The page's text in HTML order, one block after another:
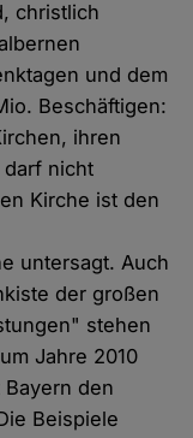
christlich
und dem
Beschäftigen:
ihren
darf nicht
Kirche ist den
untersagt. Auch
der großen
stehen
Jahre 2010
den
Beispiele